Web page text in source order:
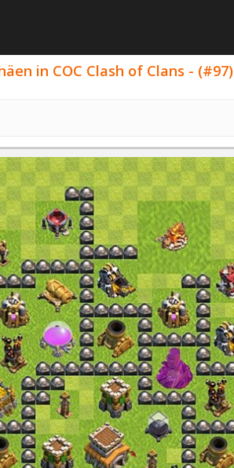
in COC Clash of Clans - (#97)